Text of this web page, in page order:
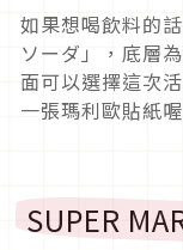
如果想喝飲料的
ソーダ」，底層
面可以選擇這次
一張瑪利歐貼紙喔
SUPER